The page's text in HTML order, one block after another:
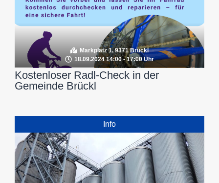
Markplatz 1, 9371 Brückl
18.09.2024 14:00 - 17:00 Uhr
Kostenloser Radl-Check in der
Gemeinde Brückl
Info